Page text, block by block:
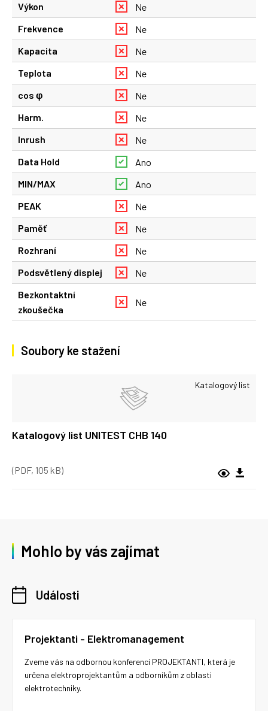
Výkon
Ne
Frekvence
Ne
Kapacita
Ne
Teplota
Ne
cos φ
Ne
Harm.
Ne
Inrush
Ne
Data Hold
Ano
MIN/MAX
Ano
PEAK
Ne
Paměť
Ne
Rozhraní
Ne
Podsvětlený displej
Ne
Bezkontaktní
zkoušečka
Ne
Soubory ke stažení
Katalogový list
Katalogový list UNITEST CHB 140
(PDF, 105 kB)
Mohlo by vás zajímat
Události
Projektanti - Elektromanagement
Zveme vás na odbornou konferenci PROJEKTANTI, která je
určena elektroprojektantům a odborníkům z oblasti
elektrotechniky.